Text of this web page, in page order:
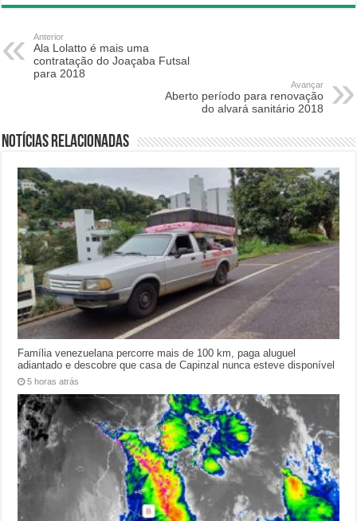
Anterior
Ala Lolatto é mais uma
contratação do Joaçaba Futsal
para 2018
Avançar
Aberto período para renovação
do alvará sanitário 2018
Notícias relacionadas
Família venezuelana percorre mais de 100 km, paga aluguel
adiantado e descobre que casa de Capinzal nunca esteve disponível
5 horas atrás